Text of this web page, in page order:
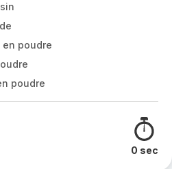
poudre
poudre
0 sec